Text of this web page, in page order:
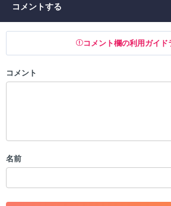
コメントする
コメント欄の利用ガイド
以下の書き込みを禁止とし、場合によっては
・一度削除された投稿を再び投稿するこ
・アカウントの売買など金銭が絡む内
・各ゲームのネタバレを含む内容の投稿
コメント
名前